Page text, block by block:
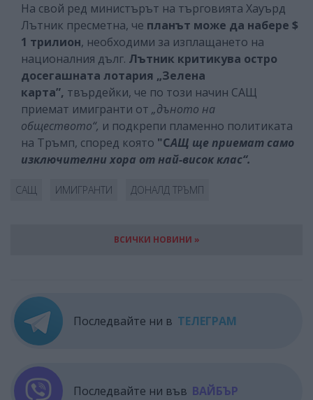
На свой ред министърът на търговията Хауърд
Лътник пресметна, че планът може да набере $
1 трилион, необходими за изплащането на
националния дълг. Лътник критикува остро
досегашната лотария „Зелена
карта”, твърдейки, че по този начин САЩ
приемат имигранти от „дъното на
обществото“, и подкрепи пламенно политиката
на Тръмп, според която "САЩ ще приемат само
изключителни хора от най-висок клас“.
САЩ ИМИГРАНТИ ДОНАЛД ТРЪМП
ВСИЧКИ НОВИНИ »
Последвайте ни в ТЕЛЕГРАМ
Последвайте ни във ВАЙБЪР